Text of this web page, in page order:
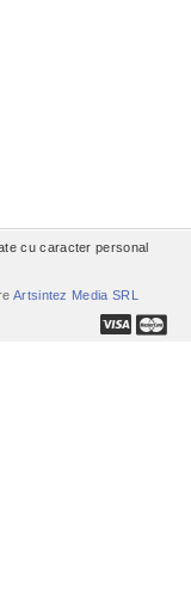
cu caracter personal
Artsintez Media SRL